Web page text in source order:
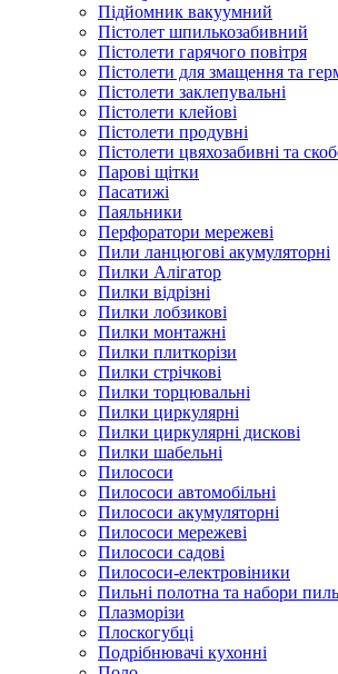
Підйомник вакуумний
Пістолет шпилькозабивний
Пістолети гарячого повітря
Пістолети для змащення та
Пістолети заклепувальні
Пістолети клейові
Пістолети продувні
Пістолети цвяхозабивні та
Парові щітки
Пасатижі
Паяльники
Перфоратори мережеві
Пили ланцюгові акумуляторні
Пилки Алігатор
Пилки відрізні
Пилки лобзикові
Пилки монтажні
Пилки плиткорізи
Пилки стрічкові
Пилки торцювальні
Пилки циркулярні
Пилки циркулярні дискові
Пилки шабельні
Пилососи
Пилососи автомобільні
Пилососи акумуляторні
Пилососи мережеві
Пилососи садові
Пилососи-електровіники
Пильні полотна та набори
Плазморізи
Плоскогубці
Подрібнювачі кухонні